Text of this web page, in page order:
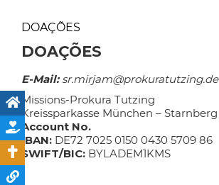
DOAÇÕES
DOAÇÕES
E-Mail:sr.mirjam@prokuratutzing.de
Missions-Prokura Tutzing
Kreissparkasse München – Starnberg
Account No.
IBAN: DE72 7025 0150 0430 5709 86
SWIFT/BIC: BYLADEM1KMS